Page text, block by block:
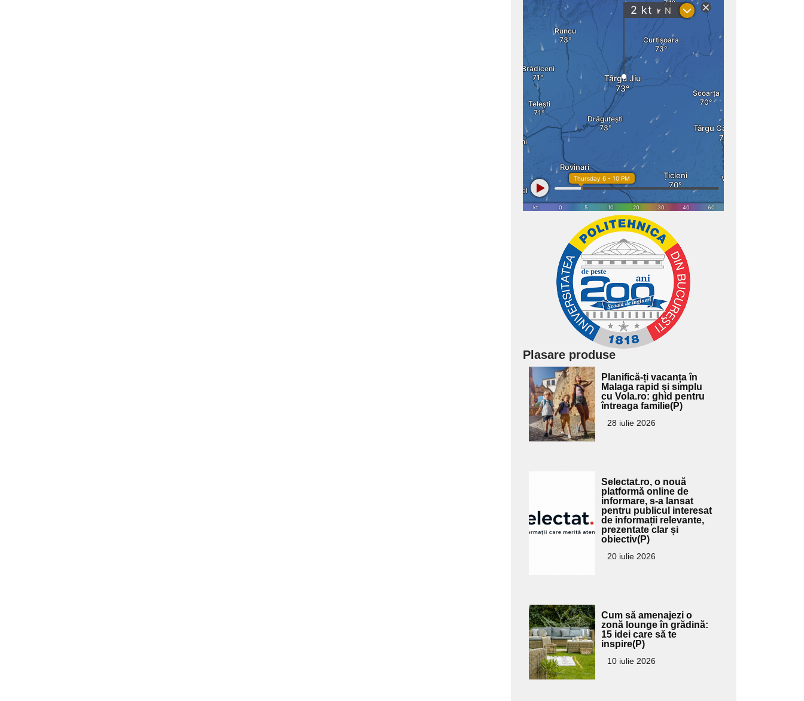
Plasare produse
Adaugă
aici textul
pentru
subtitlu
Planifică-ți vacanța în
Malaga rapid și simplu
cu Vola.ro: ghid pentru
întreaga familie(P)
28 iulie 2026
subtitlu
Selectat.ro, o nouă
platformă online de
informare, s-a lansat
pentru publicul interesat
de informații relevante,
prezentate clar și
obiectiv(P)
20 iulie 2026
Adaugă
aici textul
pentru
subtitlu
Cum să amenajezi o
zonă lounge în grădină:
15 idei care să te
inspire(P)
10 iulie 2026